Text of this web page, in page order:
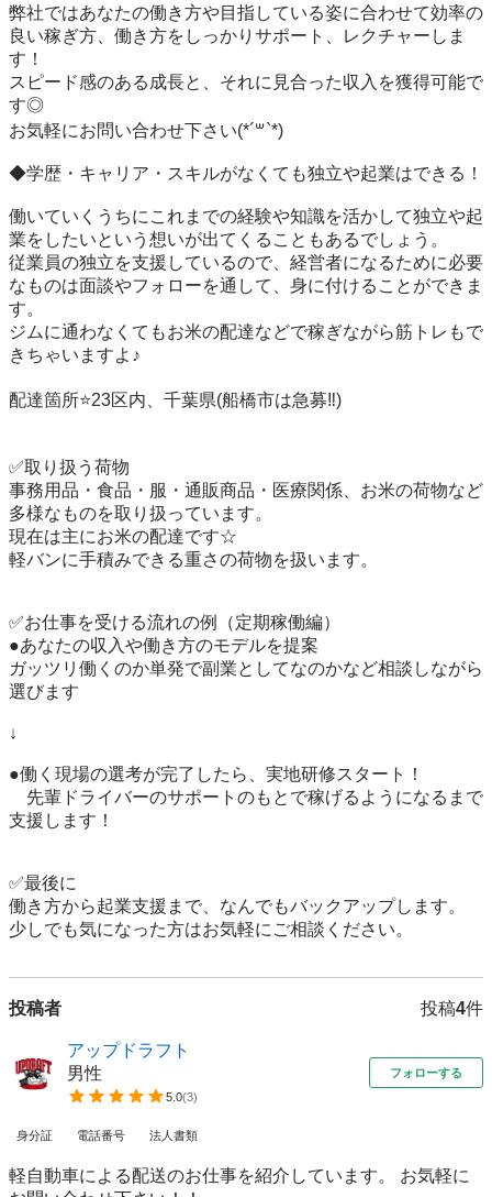
弊社ではあなたの働き方や目指している姿に合わせて効率の
良い稼ぎ方、働き方をしっかりサポート、レクチャーしま
す！
スピード感のある成長と、それに見合った収入を獲得可能で
す◎
お気軽にお問い合わせ下さい(*´꒳`*)
◆学歴・キャリア・スキルがなくても独立や起業はできる！
働いていくうちにこれまでの経験や知識を活かして独立や起
業をしたいという想いが出てくることもあるでしょう。
従業員の独立を支援しているので、経営者になるために必要
なものは面談やフォローを通して、身に付けることができま
す。
ジムに通わなくてもお米の配達などで稼ぎながら筋トレもで
きちゃいますよ♪
配達箇所⭐️23区内、千葉県(船橋市は急募‼️)
✅取り扱う荷物
事務用品・食品・服・通販商品・医療関係、お米の荷物など
多様なものを取り扱っています。
現在は主にお米の配達です☆
軽バンに手積みできる重さの荷物を扱います。
✅お仕事を受ける流れの例（定期稼働編）
●あなたの収入や働き方のモデルを提案
ガッツリ働くのか単発で副業としてなのかなど相談しながら
選びます
↓
●働く現場の選考が完了したら、実地研修スタート！
先輩ドライバーのサポートのもとで稼げるようになるまで
支援します！
✅最後に
働き方から起業支援まで、なんでもバックアップします。
少しでも気になった方はお気軽にご相談ください。
投稿者 投稿4件
アップドラフト
男性
5.0(3)
フォローする
身分証 電話番号 法人書類
軽自動車による配送のお仕事を紹介しています。 お気軽に